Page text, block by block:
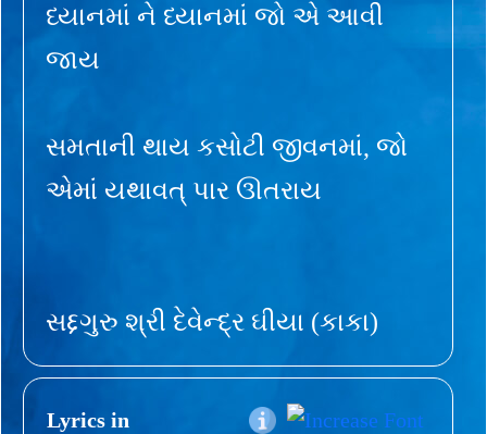
ધ્યાનમાં ને ધ્યાનમાં જો એ આવી
જાય
સમતાની થાય કસોટી જીવનમાં, જો
એમાં યથાવત્ પાર ઊતરાય
સદ્દગુરુ શ્રી દેવેન્દ્ર ઘીયા (કાકા)
Lyrics in